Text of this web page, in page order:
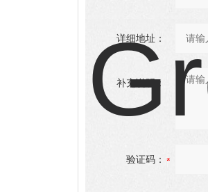
详细地址：
补充说明：
验证码：